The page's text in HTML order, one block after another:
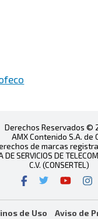
Derechos Reservados ©
AMX Contenido S.A. de
de marcas
DE SERVICIOS DE
C.V. (CONSERTEL)
de Uso Aviso de